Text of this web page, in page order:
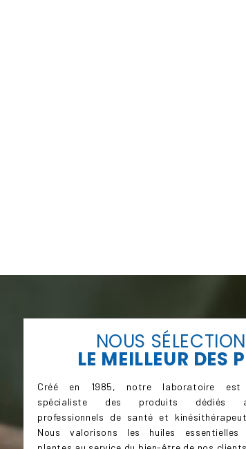
NOUS
LE MEILLEUR DES
Créé en 1985, notre laboratoire
spécialiste des produits dédiés
professionnels de santé et
Nous valorisons les huiles essentielles